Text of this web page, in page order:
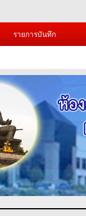
รายการบันทึก